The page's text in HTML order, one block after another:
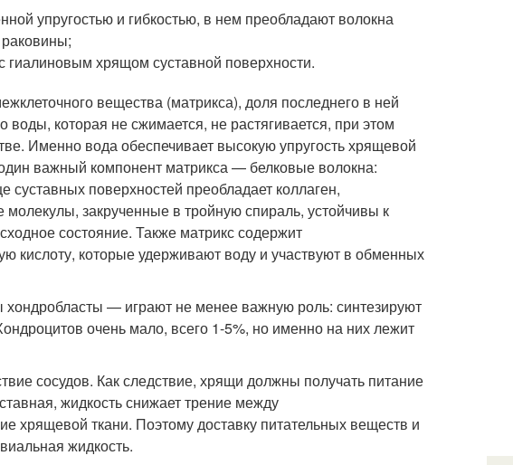
упругостью и гибкостью, в нем преобладают волокна
хрящом суставной поверхности.
вещества (матрикса), доля последнего в ней
которая не сжимается, не растягивается, при этом
Именно вода обеспечивает высокую упругость хрящевой
важный компонент матрикса — белковые волокна:
поверхностей преобладает коллаген,
закрученные в тройную спираль, устойчивы к
состояние. Также матрикс содержит
кислоту, которые удерживают воду и участвуют в обменных
— играют не менее важную роль: синтезируют
очень мало, всего 1-5%, но именно на них лежит
сосудов. Как следствие, хрящи должны получать питание
жидкость снижает трение между
хрящевой ткани. Поэтому доставку питательных веществ и
жидкость.